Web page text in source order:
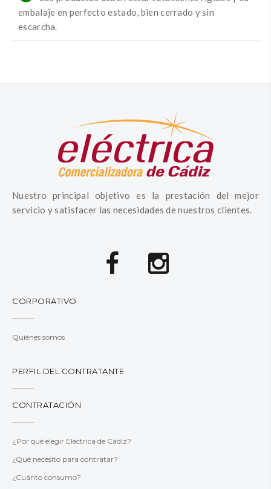
embalaje en perfecto estado, bien cerrado y sin
escarcha.
Nuestro principal objetivo es la prestación del mejor
servicio y satisfacer las necesidades de nuestros clientes.
CORPORATIVO
Quiénes somos
PERFIL DEL CONTRATANTE
CONTRATACIÓN
¿Por qué elegir Eléctrica de Cádiz?
¿Qué necesito para contratar?
¿Cuánto consumo?